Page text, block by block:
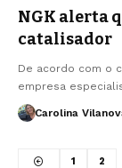
NGK alerta
catalisador
De acordo com o
empresa
Carolina
1 2